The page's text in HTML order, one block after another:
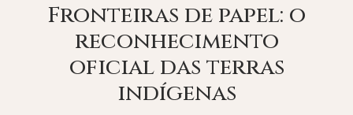
Fronteiras de papel: o
reconhecimento
oficial das terras
indígenas